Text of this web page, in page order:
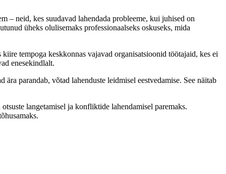
– neid, kes suudavad lahendada probleeme, kui juhised on
üheks olulisemaks professionaalseks oskuseks, mida
tempoga keskkonnas vajavad organisatsioonid töötajaid, kes ei
enesekindlalt.
parandab, võtad lahenduste leidmisel eestvedamise. See näitab
langetamisel ja konfliktide lahendamisel paremaks.